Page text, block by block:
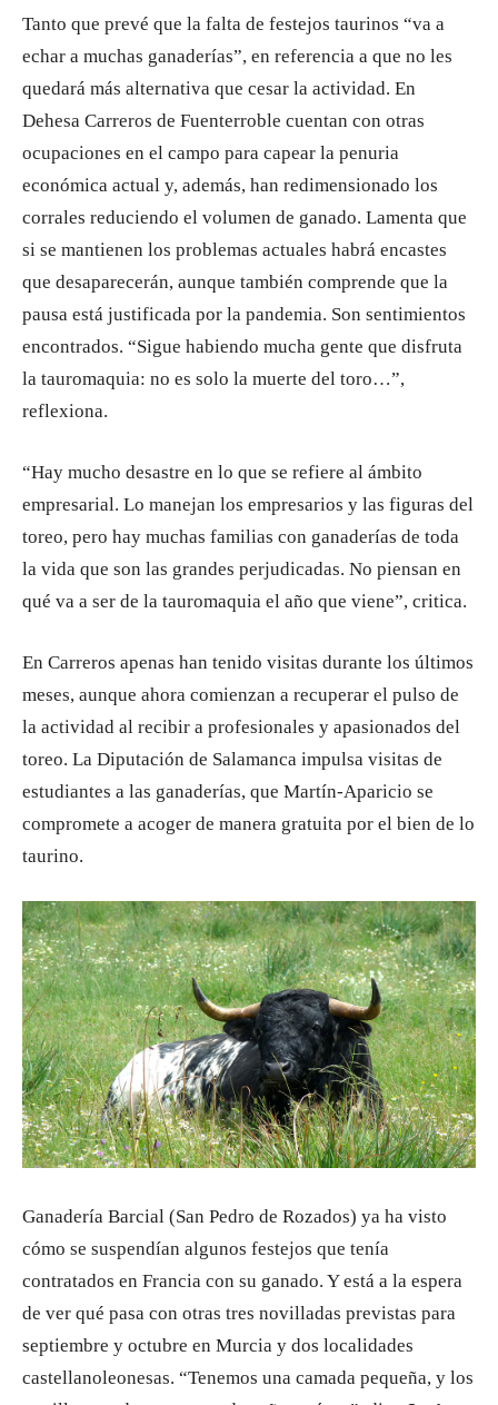
Tanto que prevé que la falta de festejos taurinos “va a
echar a muchas ganaderías”, en referencia a que no les
quedará más alternativa que cesar la actividad. En
Dehesa Carreros de Fuenterroble cuentan con otras
ocupaciones en el campo para capear la penuria
económica actual y, además, han redimensionado los
corrales reduciendo el volumen de ganado. Lamenta que
si se mantienen los problemas actuales habrá encastes
que desaparecerán, aunque también comprende que la
pausa está justificada por la pandemia. Son sentimientos
encontrados. “Sigue habiendo mucha gente que disfruta
la tauromaquia: no es solo la muerte del toro…”,
reflexiona.
“Hay mucho desastre en lo que se refiere al ámbito
empresarial. Lo manejan los empresarios y las figuras del
toreo, pero hay muchas familias con ganaderías de toda
la vida que son las grandes perjudicadas. No piensan en
qué va a ser de la tauromaquia el año que viene”, critica.
En Carreros apenas han tenido visitas durante los últimos
meses, aunque ahora comienzan a recuperar el pulso de
la actividad al recibir a profesionales y apasionados del
toreo. La Diputación de Salamanca impulsa visitas de
estudiantes a las ganaderías, que Martín-Aparicio se
compromete a acoger de manera gratuita por el bien de lo
taurino.
Ganadería Barcial (San Pedro de Rozados) ya ha visto
cómo se suspendían algunos festejos que tenía
contratados en Francia con su ganado. Y está a la espera
de ver qué pasa con otras tres novilladas previstas para
septiembre y octubre en Murcia y dos localidades
castellanoleonesas. “Tenemos una camada pequeña, y los